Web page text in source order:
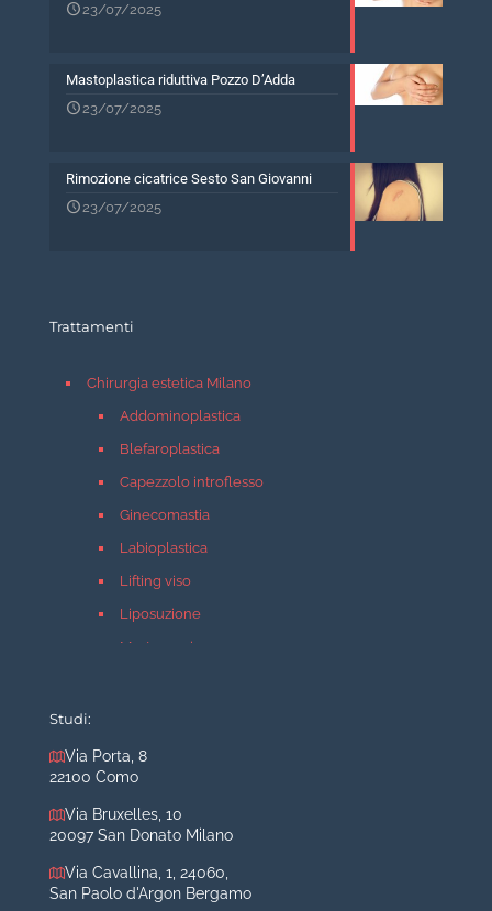
23/07/2025
Mastoplastica riduttiva Pozzo D’Adda
23/07/2025
Rimozione cicatrice Sesto San Giovanni
23/07/2025
Trattamenti
Chirurgia estetica Milano
Addominoplastica
Blefaroplastica
Capezzolo introflesso
Ginecomastia
Labioplastica
Lifting viso
Liposuzione
Mastopessi
Rinoplastica
Medicina estetica Milano
Acido ialuronico viso
Aumento labbra
Studi:
Via Porta, 8
22100 Como
Via Bruxelles, 10
20097 San Donato Milano
Via Cavallina, 1, 24060,
San Paolo d'Argon Bergamo